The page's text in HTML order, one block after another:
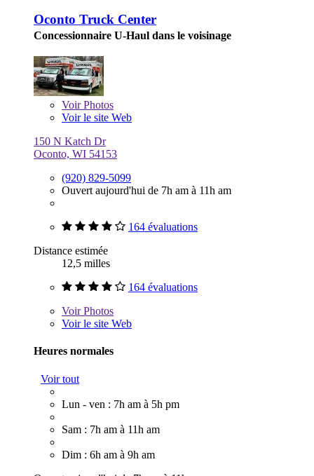
Oconto Truck Center
Concessionnaire U-Haul dans le voisinage
VoirPhotos
Voir le site Web
150 N Katch Dr
Oconto, WI 54153
(920) 829-5099
Ouvert aujourd'hui de 7h am à 11h am
164 évaluations
Distance estimée
12,5 milles
164 évaluations
VoirPhotos
Voir le site Web
Heures normales
Voir tout
Lun - ven : 7h am à 5h pm
Sam : 7h am à 11h am
Dim : 6h am à 9h am